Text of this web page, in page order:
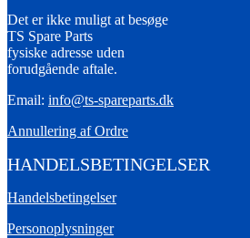
Det er ikke muligt at besøge
TS Spare Parts
fysiske adresse uden
forudgående aftale.
Email: info@ts-spareparts.dk
Annullering af Ordre
HANDELSBETINGELSER
Handelsbetingelser
Personoplysninger